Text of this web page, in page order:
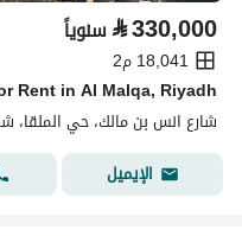
⃁330,000 سنوياً
18,041 م2
Rent in Al Malqa, Riyadh
شارع انس بن مالك، حي الملقا،
الإيميل